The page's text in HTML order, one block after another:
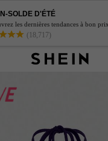
SOLDE D'ÉTÉ
les dernières tendances à bon prix.
(18,717)